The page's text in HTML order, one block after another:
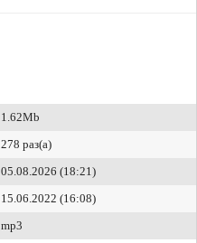
1.62Mb
278 раз(а)
05.08.2026 (18:21)
15.06.2022 (16:08)
mp3